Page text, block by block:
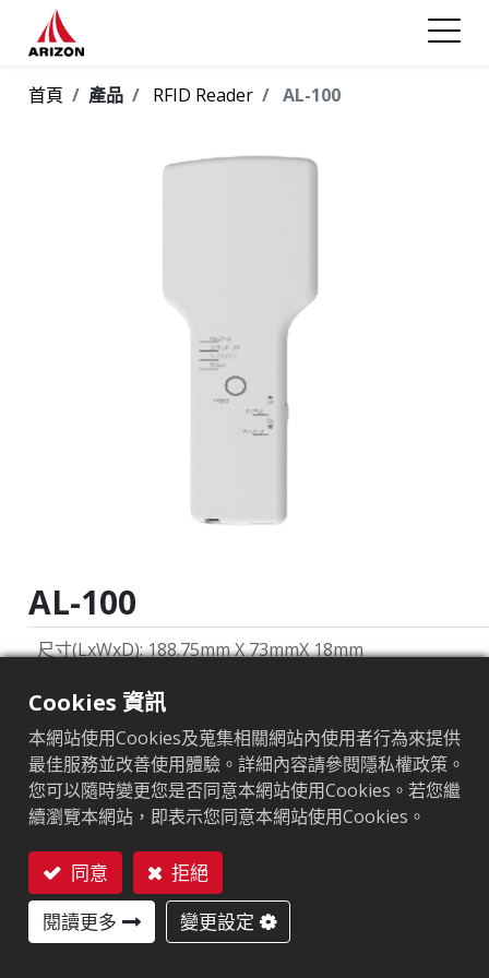
首頁 產品 RFID Reader AL-100
AL-100
尺寸(LxWxD):188.75mm X 73mmX 18mm
重量:155g
類型:手持
傳輸功率輸出:0 to +25dBm (1dBm/per step)
通訊協定:EPC Global UHF Class 1 Gen2 / ISO 18000-6C
外部接口
藍芽: ® 版本 4.2 藍芽距離: 8m(26ft) Micro
操作溫度與溼度
-10℃ to +40℃ 5% to 85% non-
Cookies 資訊
本網站使用Cookies及蒐集相關網站內使用者行為來提供
最佳服務並改善使用體驗。詳細內容請參閱隱私權政策。
您可以隨時變更您是否同意本網站使用Cookies。若您繼
續瀏覽本網站，即表示您同意本網站使用Cookies。
同意
拒絕
閱讀更多
變更設定